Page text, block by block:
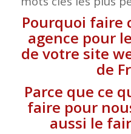
Pourquoi faire
agence pour
de votre site
de
Parce que ce
faire pour
aussi le